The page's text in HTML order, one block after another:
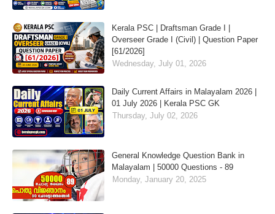
Kerala PSC | Draftsman Grade I |
Overseer Grade I (Civil) | Question Paper
[61/2026]
Wednesday, July 01, 2026
Daily Current Affairs in Malayalam 2026 |
01 July 2026 | Kerala PSC GK
Thursday, July 02, 2026
General Knowledge Question Bank in
Malayalam | 50000 Questions - 89
Monday, January 20, 2025